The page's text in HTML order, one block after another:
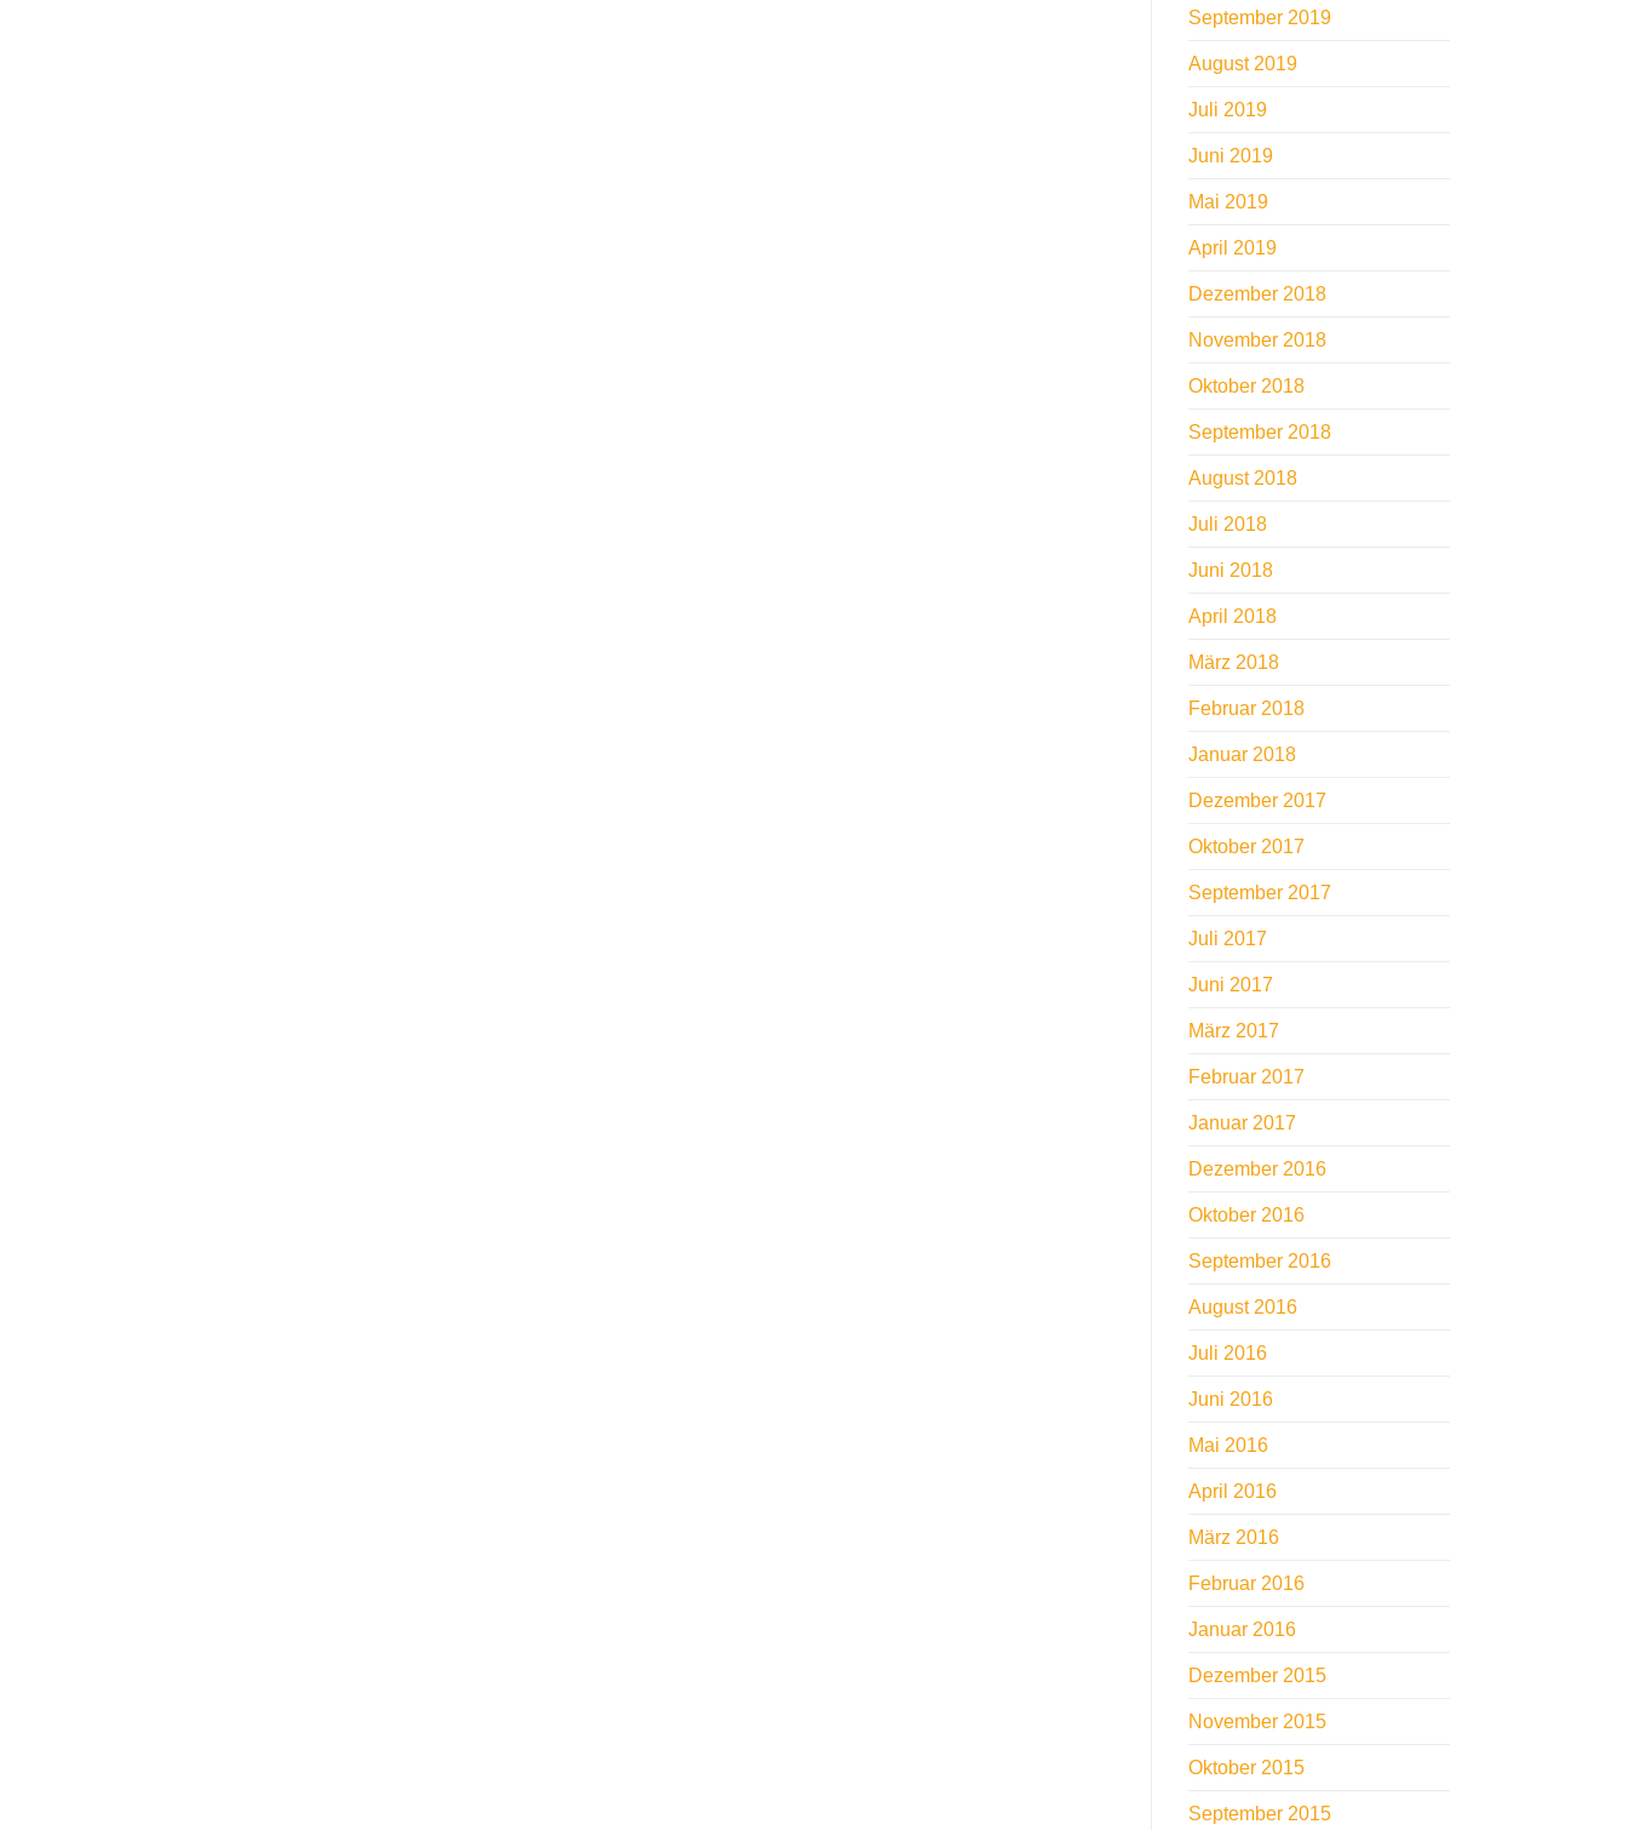
September 2019
August 2019
Juli 2019
Juni 2019
Mai 2019
April 2019
Dezember 2018
November 2018
Oktober 2018
September 2018
August 2018
Juli 2018
Juni 2018
April 2018
März 2018
Februar 2018
Januar 2018
Dezember 2017
Oktober 2017
September 2017
Juli 2017
Juni 2017
März 2017
Februar 2017
Januar 2017
Dezember 2016
Oktober 2016
September 2016
August 2016
Juli 2016
Juni 2016
Mai 2016
April 2016
März 2016
Februar 2016
Januar 2016
Dezember 2015
November 2015
Oktober 2015
September 2015